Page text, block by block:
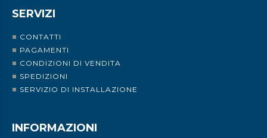
SERVIZI
CONTATTI
PAGAMENTI
CONDIZIONI DI VENDITA
SPEDIZIONI
SERVIZIO DI INSTALLAZIONE
INFORMAZIONI